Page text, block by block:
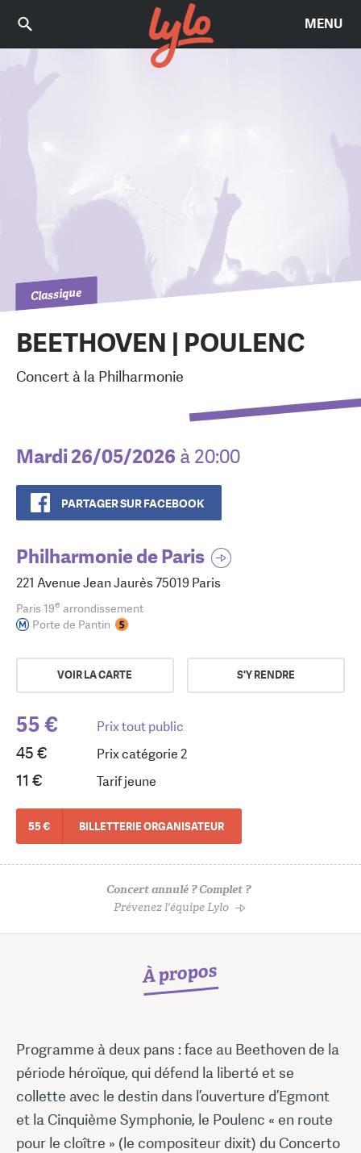
MENU
Classique
BEETHOVEN | POULENC
Concert à la Philharmonie
Mardi 26/05/2026 à 20:00
PARTAGER SUR FACEBOOK
Philharmonie de Paris
221 Avenue Jean Jaurès 75019 Paris
Paris 19e arrondissement
Porte de Pantin
VOIR LA CARTE S'Y RENDRE
55 € Prix tout public
45 € Prix catégorie 2
11 € Tarif jeune
55 € BILLETTERIE ORGANISATEUR
Concert annulé ? Complet ?
Prévenez l'équipe Lylo
À propos
Programme à deux pans : face au Beethoven de la
période héroïque, qui défend la liberté et se
collette avec le destin dans l’ouverture d’Egmont
et la Cinquième Symphonie, le Poulenc « en route
pour le cloître » (le compositeur dixit) du Concerto